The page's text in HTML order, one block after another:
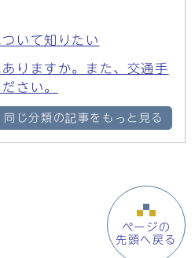
いて知りたい
りますか。また、交通手
さい。
同じ分類の記事をもっと見る
ページの
先頭へ戻る